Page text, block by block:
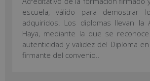
escuela, válido para demostrar
adquiridos. Los diplomas llevan la
Haya, mediante la que se
autenticidad y validez del Diploma
firmante del convenio..